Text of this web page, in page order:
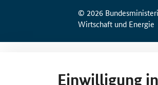
© 2026
Wirtschaft und Energie
Einwilligung